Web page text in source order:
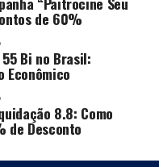
de 60%
Bi no Brasil:
Econômico
8.8: Como
de Desconto